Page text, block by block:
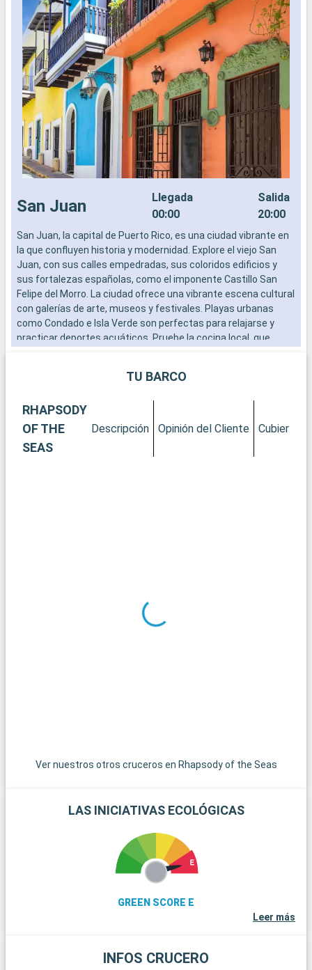
San Juan
Llegada
00:00
Salida
20:00
San Juan, la capital de Puerto Rico, es una ciudad vibrante en
la que confluyen historia y modernidad. Explore el viejo San
Juan, con sus calles empedradas, sus coloridos edificios y
sus fortalezas españolas, como el imponente Castillo San
Felipe del Morro. La ciudad ofrece una vibrante escena cultural
con galerías de arte, museos y festivales. Playas urbanas
como Condado e Isla Verde son perfectas para relajarse y
practicar deportes acuáticos. Pruebe la cocina local, que
TU BARCO
RHAPSODY
OF THE
SEAS
Descripción Opinión del Cliente Cubiertas
Ver nuestros otros cruceros en Rhapsody of the Seas
LAS INICIATIVAS ECOLÓGICAS
GREEN SCORE E
Leer más
INFOS CRUCERO